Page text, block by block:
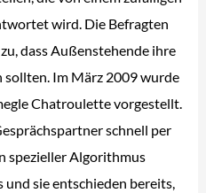
wird. Die Befragten
dass Außenstehende ihre
sollten. Im März 2009 wurde
Chatroulette vorgestellt.
schnell per
spezieller Algorithmus
sie entschieden bereits,